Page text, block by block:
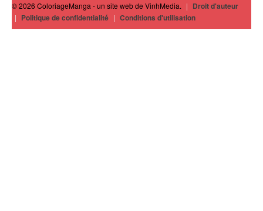
© 2026 ColoriageManga - un site web de VinhMedia. | Droit d'auteur
| Politique de confidentialité | Conditions d'utilisation